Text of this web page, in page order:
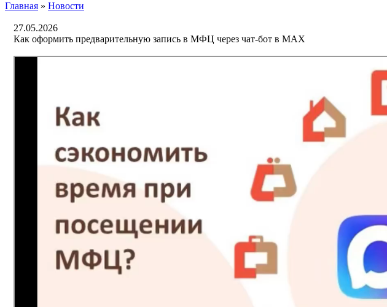
Главная » Новости
27.05.2026
Как оформить предварительную запись в МФЦ через чат-бот в МАХ